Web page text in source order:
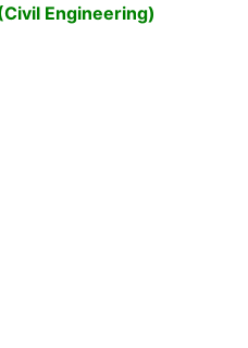
Engineering)